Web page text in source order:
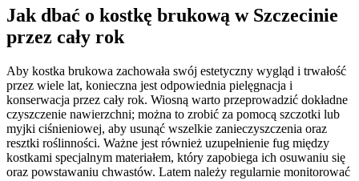
Jak dbać o kostkę brukową w Szczecinie
przez cały rok
Aby kostka brukowa zachowała swój estetyczny wygląd i trwałość
przez wiele lat, konieczna jest odpowiednia pielęgnacja i
konserwacja przez cały rok. Wiosną warto przeprowadzić dokładne
czyszczenie nawierzchni; można to zrobić za pomocą szczotki lub
myjki ciśnieniowej, aby usunąć wszelkie zanieczyszczenia oraz
resztki roślinności. Ważne jest również uzupełnienie fug między
kostkami specjalnym materiałem, który zapobiega ich osuwaniu się
oraz powstawaniu chwastów. Latem należy regularnie monitorować